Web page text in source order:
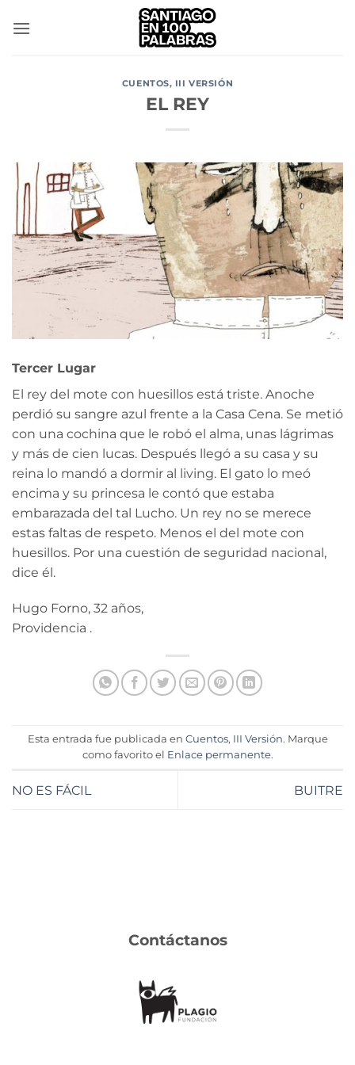
CUENTOS, III VERSIÓN
EL REY
Tercer Lugar
El rey del mote con huesillos está triste. Anoche
perdió su sangre azul frente a la Casa Cena. Se metió
con una cochina que le robó el alma, unas lágrimas
y más de cien lucas. Después llegó a su casa y su
reina lo mandó a dormir al living. El gato lo meó
encima y su princesa le contó que estaba
embarazada del tal Lucho. Un rey no se merece
estas faltas de respeto. Menos el del mote con
huesillos. Por una cuestión de seguridad nacional,
dice él.
Hugo Forno, 32 años,
Providencia .
Esta entrada fue publicada en Cuentos, III Versión. Marque
como favorito el Enlace permanente.
NO ES FÁCIL BUITRE
Contáctanos